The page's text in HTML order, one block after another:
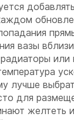
вазы
или
лучше
для
желтеть